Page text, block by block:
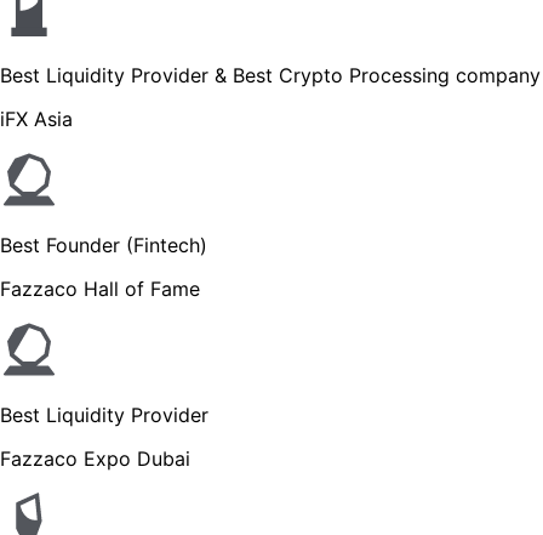
Best Liquidity Provider & Best Crypto Processing company
iFX Asia
Best Founder (Fintech)
Fazzaco Hall of Fame
Best Liquidity Provider
Fazzaco Expo Dubai